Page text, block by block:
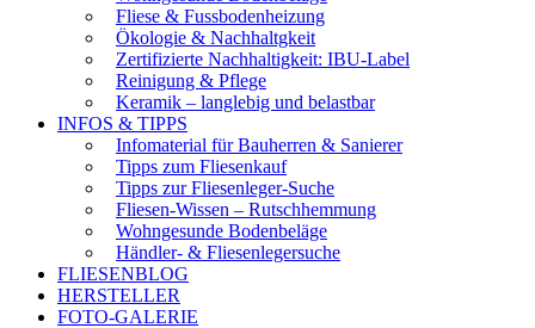
Fliese & Fussbodenheizung
Ökologie & Nachhaltgkeit
Zertifizierte Nachhaltigkeit: IBU-Label
Reinigung & Pflege
Keramik – langlebig und belastbar
INFOS & TIPPS
Infomaterial für Bauherren & Sanierer
Tipps zum Fliesenkauf
Tipps zur Fliesenleger-Suche
Fliesen-Wissen – Rutschhemmung
Wohngesunde Bodenbeläge
Händler- & Fliesenlegersuche
FLIESENBLOG
HERSTELLER
FOTO-GALERIE